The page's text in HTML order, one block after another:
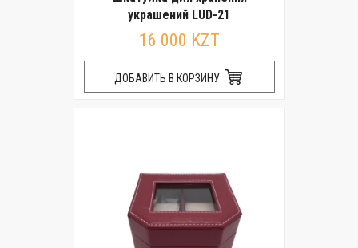
украшений LUD-21
16 000 KZT
ДОБАВИТЬ В КОРЗИНУ